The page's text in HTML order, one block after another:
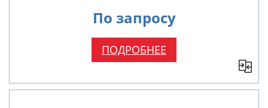
По запросу
ПОДРОБНЕЕ